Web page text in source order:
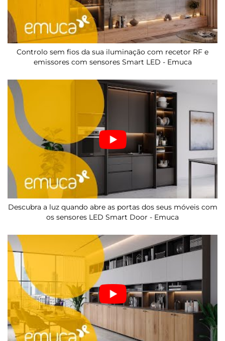
Controlo sem fios da sua iluminação com recetor RF e
emissores com sensores Smart LED - Emuca
Descubra a luz quando abre as portas dos seus móveis com
os sensores LED Smart Door - Emuca